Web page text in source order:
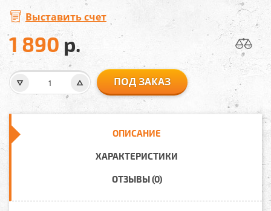
Выставить счет
1 890р.
ПОД ЗАКАЗ
ОПИСАНИЕ
ХАРАКТЕРИСТИКИ
ОТЗЫВЫ (0)